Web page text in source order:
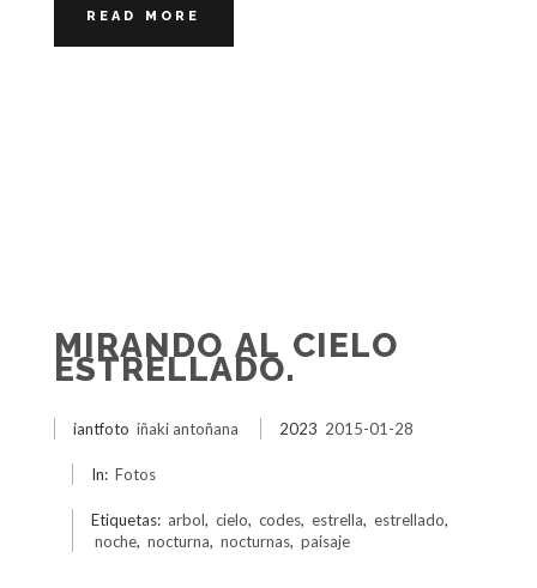
READ MORE
MIRANDO AL CIELO
ESTRELLADO.
iantfoto iñaki antoñana 2023 2015-01-28
In: Fotos
Etiquetas: arbol, cielo, codes, estrella, estrellado,
noche, nocturna, nocturnas, paisaje